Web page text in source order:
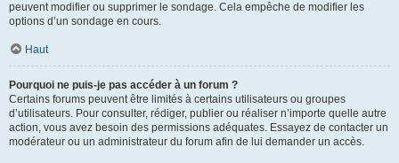
peuvent modifier ou supprimer le sondage. Cela empêche de modifier les
options d’un sondage en cours.
Haut
Pourquoi ne puis-je pas accéder à un forum ?
Certains forums peuvent être limités à certains utilisateurs ou groupes
d’utilisateurs. Pour consulter, rédiger, publier ou réaliser n’importe quelle autre
action, vous avez besoin des permissions adéquates. Essayez de contacter un
modérateur ou un administrateur du forum afin de lui demander un accès.